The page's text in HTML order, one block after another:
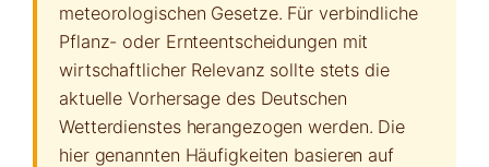
meteorologischen Gesetze. Für verbindliche
Pflanz- oder Ernteentscheidungen mit
wirtschaftlicher Relevanz sollte stets die
aktuelle Vorhersage des Deutschen
Wetterdienstes herangezogen werden. Die
hier genannten Häufigkeiten basieren auf